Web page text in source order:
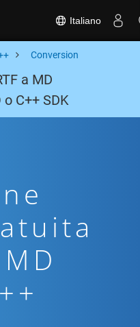
Italiano
Conversion
a MD
C++ SDK